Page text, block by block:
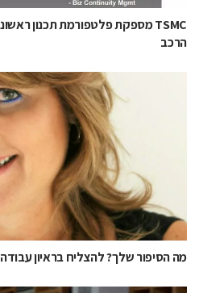
הרכב
מה הסיפור שלך? להצליח בראיון עבודה